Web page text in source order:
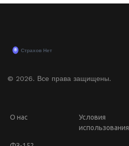
© 2026. Все права защищены.
О нас
Условия
использования